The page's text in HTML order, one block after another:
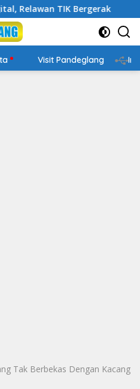
TIK Bergerak
Visit Pandeglang
Tаk Berbekas Dеngаn Kacang